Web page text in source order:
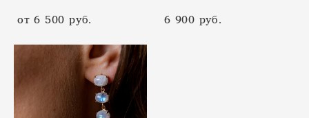
от 6 500 pуб.
6 900 pуб.